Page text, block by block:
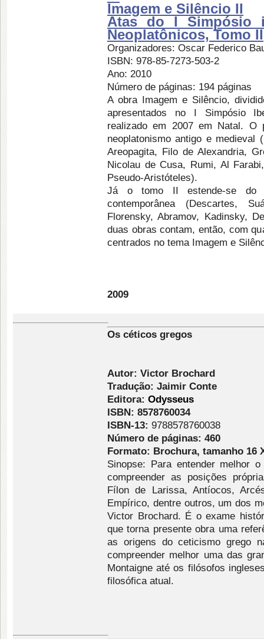
Imagem e Silêncio II
Atas do I Simpósio
Neoplatônicos, Tomo II
Organizadores: Oscar Federico
ISBN: 978-85-7273-503-2
Ano: 2010
Número de páginas: 194 páginas
A obra Imagem e Silêncio,
apresentados no I Simpósio
realizado em 2007 em Natal. O
neoplatonismo antigo e medieval
Areopagita, Filo de Alexandria,
Nicolau de Cusa, Rumi, Al
Pseudo-Aristóteles).
Já o tomo II estende-se do
contemporânea (Descartes,
Florensky, Abramov, Kadinsky,
duas obras contam, então, com
centrados no tema Imagem e
2009
Os céticos gregos
Autor: Victor Brochard
Tradução: Jaimir Conte
Editora: Odysseus
ISBN: 8578760034
ISBN-13: 9788578760038
Número de páginas: 460
Formato: Brochura, tamanho 16
Sinopse: Para entender melhor
compreender as posições
Fílon de Larissa, Antíocos,
Empírico, dentre outros, um dos
Victor Brochard. É o exame
que torna presente obra uma
as origens do ceticismo grego
compreender melhor uma das
Montaigne até os filósofos
filosófica atual.